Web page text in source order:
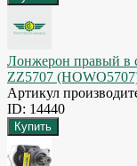
Лонжерон правый в
ZZ5707
Артикул
ID: 14440